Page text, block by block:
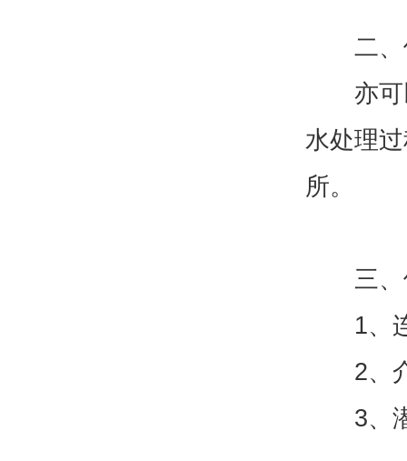
二、
亦可以
水处理
所。
三、
1、连
2、介
3、潜